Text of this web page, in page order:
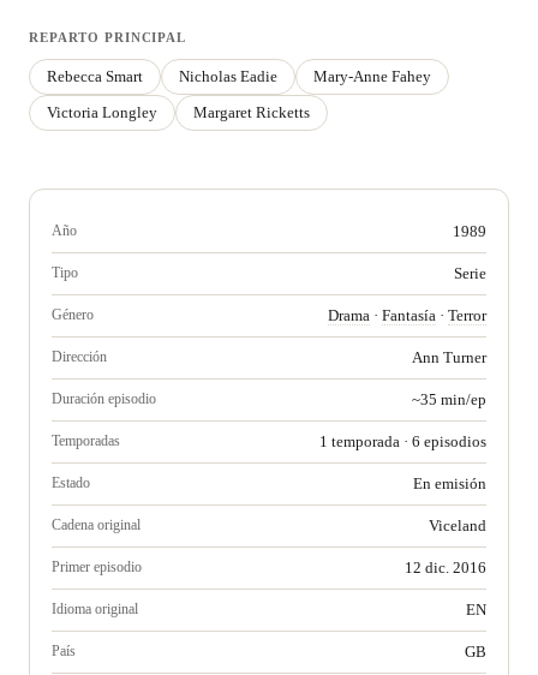
REPARTO PRINCIPAL
Rebecca Smart Nicholas Eadie
Mary-Anne Fahey
Victoria Longley
Margaret Ricketts
Año 1989
Tipo Serie
Género Drama · Fantasía · Terror
Dirección Ann Turner
Duración episodio ~35 min/ep
Temporadas 1 temporada · 6 episodios
Estado En emisión
Cadena original Viceland
Primer episodio 12 dic. 2016
Idioma original EN
País GB